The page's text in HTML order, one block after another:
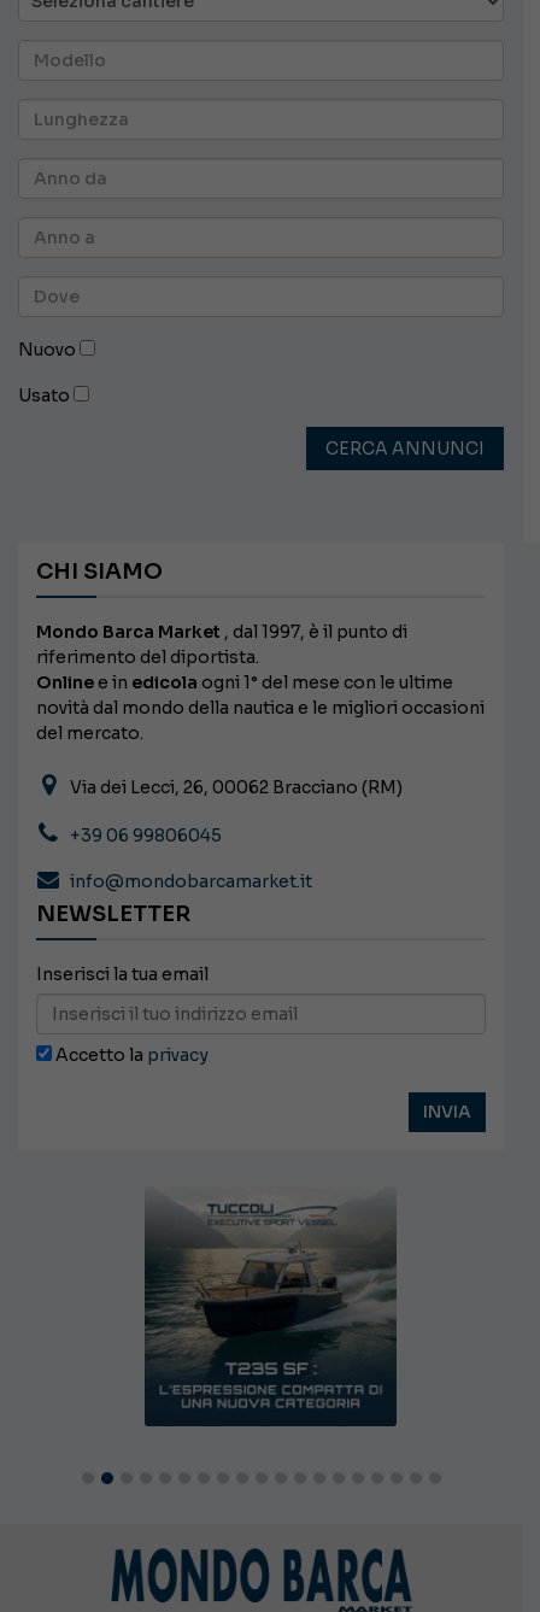
Nuovo
Usato
CERCA ANNUNCI
CHI SIAMO
Mondo Barca Market , dal 1997, è il punto di
riferimento del diportista.
Online e in edicola ogni 1° del mese con le ultime
novità dal mondo della nautica e le migliori occasioni
del mercato.
Via dei Lecci, 26, 00062 Bracciano (RM)
+39 06 99806045
info@mondobarcamarket.it
NEWSLETTER
Inserisci la tua email
Accetto la privacy